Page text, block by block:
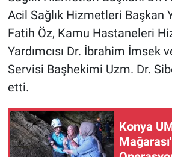
Acil Sağlık Hizmetleri Başkan
Fatih Öz, Kamu Hastaneleri
Yardımcısı Dr. İbrahim İmsek
Servisi Başhekimi Uzm. Dr.
etti.
Konya